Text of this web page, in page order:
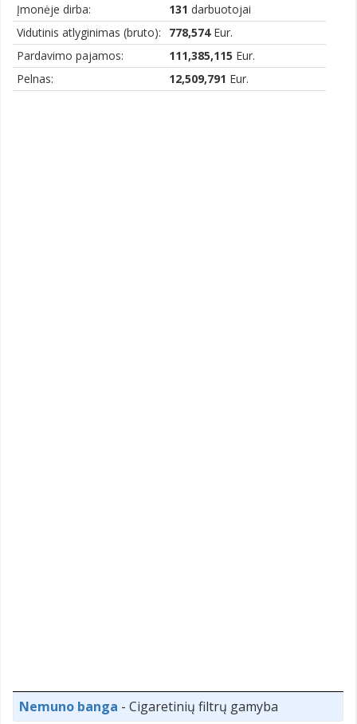
Įmonėje dirba:
131 darbuotojai
Vidutinis atlyginimas (bruto):
778,574Eur.
Pardavimo pajamos:
111,385,115 Eur.
Pelnas:
12,509,791 Eur.
Nemuno banga - Cigaretinių filtrų gamyba